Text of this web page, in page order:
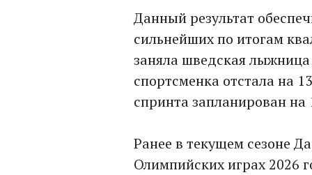
Данный результат
сильнейших по итогам
заняла шведская
спортсменка отстала на
спринта запланирован
Ранее в текущем сезоне
Олимпийских играх 2026